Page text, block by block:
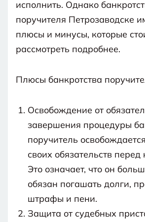
исполнить. Однако
поручителя Петрозаводске
плюсы и минусы, которые
рассмотреть подробнее.
Плюсы банкротства
Освобождение от
завершения процедуры
поручитель
своих обязательств
Это означает, что он
обязан погашать долги,
штрафы и пени.
Защита от судебных